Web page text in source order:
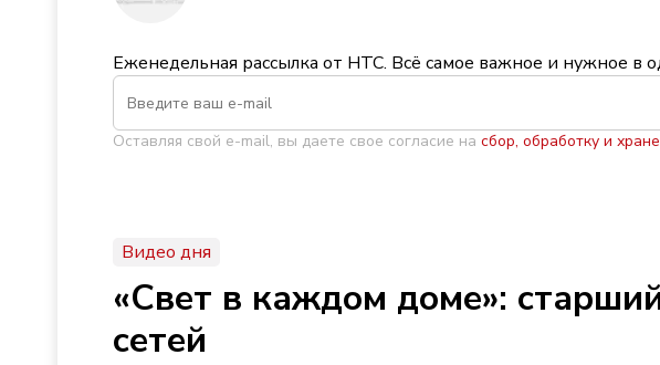
Еженедельная рассылка от НТС. Всё самое важное и нужное в
Оставляя свой e-mail, вы даете свое согласие на сбор, обработку и
Видео дня
«Свет в каждом доме»:
сетей